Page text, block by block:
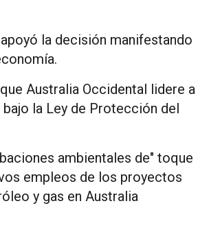
la decisión manifestando
Australia Occidental lidere a
la Ley de Protección del
ambientales de" toque
empleos de los proyectos
y gas en Australia